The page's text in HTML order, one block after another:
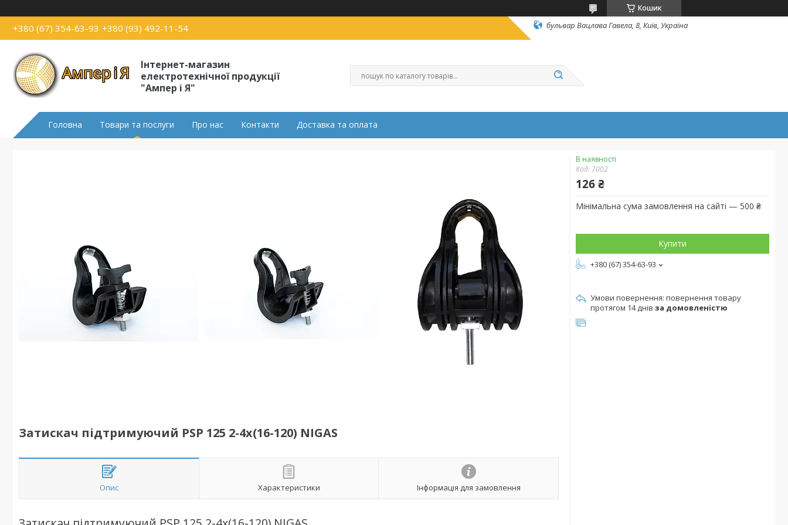
Кошик
+380 (67) 354-63-93 +380 (93) 492-11-54 бульвар Вацлава Гавела, 8, Київ, Україна
Інтернет-магазин
електротехнічної продукції
"Ампер і Я"
Головна Товари та послуги Про нас Контакти Доставка та оплата
Затискач підтримуючий PSP 125 2-4х(16-120) NIGAS
Опис Характеристики Інформація для замовлення
В наявності
Код: 7002
126 ₴
Мінімальна сума замовлення на сайті — 500 ₴
Купити
+380 (67) 354-63-93
повернення товару
протягом 14 днів за домовленістю